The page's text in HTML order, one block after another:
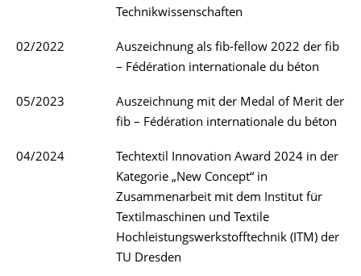
Technikwissenschaften
02/2022
Auszeichnung als fib-fellow 2022 der fib
– Fédération internationale du béton
05/2023
Auszeichnung mit der Medal of Merit der
fib – Fédération internationale du béton
04/2024
Techtextil Innovation Award 2024 in der
Kategorie „New Concept“ in
Zusammenarbeit mit dem Institut für
Textilmaschinen und Textile
Hochleistungswerkstofftechnik (ITM) der
TU Dresden